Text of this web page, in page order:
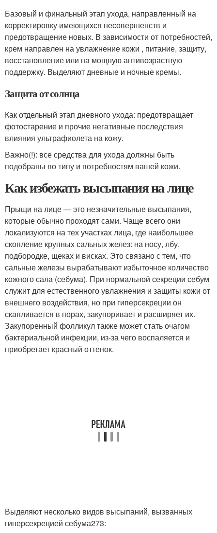
Базовый и финальный этап ухода, направленный на
корректировку имеющихся несовершенств и
предотвращение новых. В зависимости от потребностей,
крем направлен на увлажнение кожи , питание, защиту,
восстановление или на мощную антивозрастную
поддержку. Выделяют дневные и ночные кремы.
Защита от солнца
Как отдельный этап дневного ухода: предотвращает
фотостарение и прочие негативные последствия
влияния ультрафиолета на кожу.
Важно(!): все средства для ухода должны быть
подобраны по типу и потребностям вашей кожи.
Как избежать высыпания на лице
Прыщи на лице — это незначительные высыпания,
которые обычно проходят сами. Чаще всего они
локализуются на тех участках лица, где наибольшее
скопление крупных сальных желез: на носу, лбу,
подбородке, щеках и висках. Это связано с тем, что
сальные железы вырабатывают избыточное количество
кожного сала (себума). При нормальной секреции себум
служит для естественного увлажнения и защиты кожи от
внешнего воздействия, но при гиперсекреции он
скапливается в порах, закупоривает и расширяет их.
Закупоренный фолликул также может стать очагом
бактериальной инфекции, из-за чего воспаляется и
приобретает красный оттенок.
Выделяют несколько видов высыпаний, вызванных
гиперсекрецией себума273: